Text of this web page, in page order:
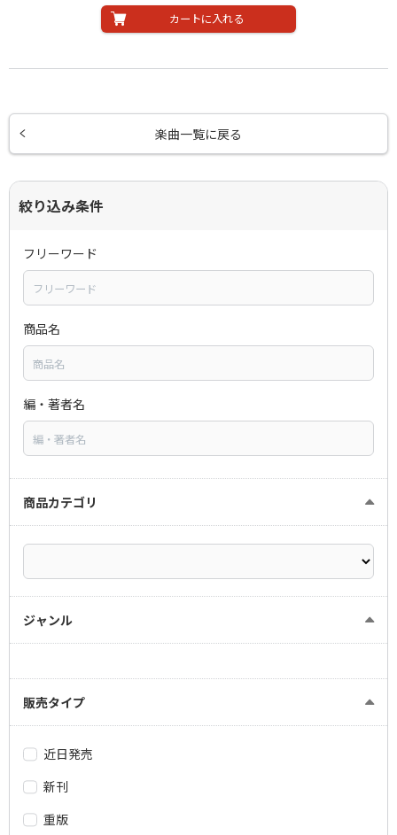
カートに入れる
楽曲一覧に戻る
絞り込み条件
フリーワード
商品名
編・著者名
商品カテゴリ
ジャンル
販売タイプ
近日発売
新刊
重版